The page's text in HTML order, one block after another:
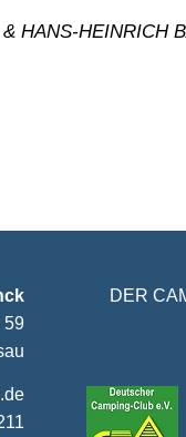
HANS-HEINRICH
59
DER